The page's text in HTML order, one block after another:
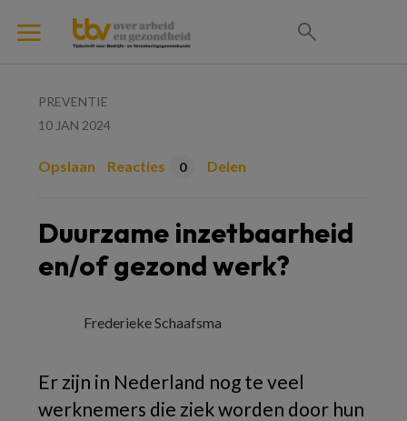
PREVENTIE
10 JAN 2024
Opslaan Reacties 0 Delen
Duurzame inzetbaarheid
en/of gezond werk?
Frederieke Schaafsma
Er zijn in Nederland nog te veel
werknemers die ziek worden door hun